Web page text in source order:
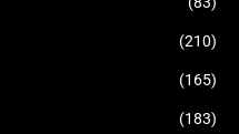
(210)
(165)
(183)